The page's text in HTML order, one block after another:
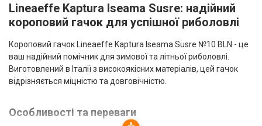
Lineaeffe Kaptura Iseama Susre: надійний
короповий гачок для успішної риболовлі
Короповий гачок Lineaeffe Kaptura Iseama Susre №10 BLN - це
ваш надійний помічник для зимової та літньої риболовлі.
Виготовлений в Італії з високоякісних матеріалів, цей гачок
відрізняється міцністю та довговічністю.
Особливості та переваги